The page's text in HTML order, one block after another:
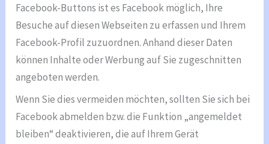
Facebook-Buttons ist es Facebook möglich, Ihre
Besuche auf diesen Webseiten zu erfassen und Ihrem
Facebook-Profil zuzuordnen. Anhand dieser Daten
können Inhalte oder Werbung auf Sie zugeschnitten
angeboten werden.
Wenn Sie dies vermeiden möchten, sollten Sie sich bei
Facebook abmelden bzw. die Funktion „angemeldet
bleiben“ deaktivieren, die auf Ihrem Gerät